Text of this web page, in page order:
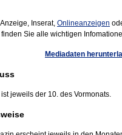
Inserat, Onlineanzeigen
Sie alle wichtigen
Mediadaten
jeweils der 10. des Vormonats.